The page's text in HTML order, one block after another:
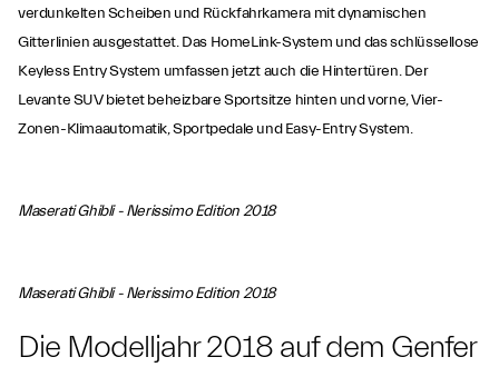
verdunkelten Scheiben und Rückfahrkamera mit dynamischen
Gitterlinien ausgestattet. Das HomeLink-System und das schlüssellose
Keyless Entry System umfassen jetzt auch die Hintertüren. Der
Levante SUV bietet beheizbare Sportsitze hinten und vorne, Vier-
Zonen-Klimaautomatik, Sportpedale und Easy-Entry System.
Maserati Ghibli - Nerissimo Edition 2018
Maserati Ghibli - Nerissimo Edition 2018
Die Modelljahr 2018 auf dem Genfer